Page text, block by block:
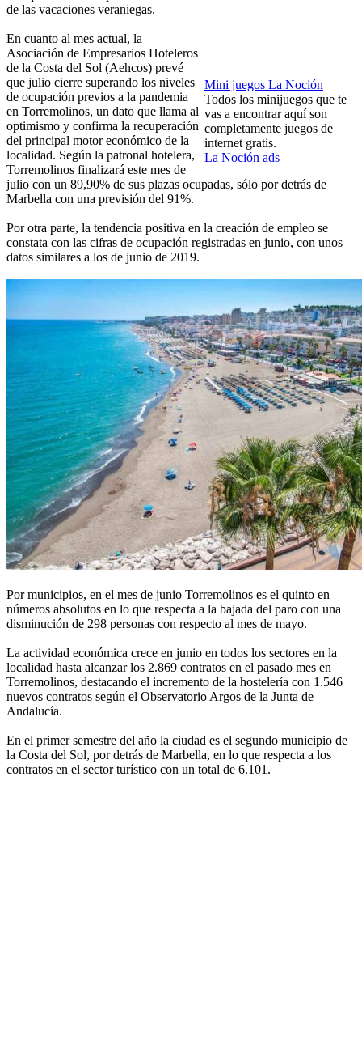
Mini juegos La Noción
Todos los minijuegos que te
vas a encontrar aquí son
completamente juegos de
internet gratis.
La Noción ads
de las vacaciones veraniegas.
En cuanto al mes actual, la
Asociación de Empresarios Hoteleros
de la Costa del Sol (Aehcos) prevé
que julio cierre superando los niveles
de ocupación previos a la pandemia
en Torremolinos, un dato que llama al
optimismo y confirma la recuperación
del principal motor económico de la
localidad. Según la patronal hotelera,
Torremolinos finalizará este mes de
julio con un 89,90% de sus plazas ocupadas, sólo por detrás de
Marbella con una previsión del 91%.
Por otra parte, la tendencia positiva en la creación de empleo se
constata con las cifras de ocupación registradas en junio, con unos
datos similares a los de junio de 2019.
Por municipios, en el mes de junio Torremolinos es el quinto en
números absolutos en lo que respecta a la bajada del paro con una
disminución de 298 personas con respecto al mes de mayo.
La actividad económica crece en junio en todos los sectores en la
localidad hasta alcanzar los 2.869 contratos en el pasado mes en
Torremolinos, destacando el incremento de la hostelería con 1.546
nuevos contratos según el Observatorio Argos de la Junta de
Andalucía.
En el primer semestre del año la ciudad es el segundo municipio de
la Costa del Sol, por detrás de Marbella, en lo que respecta a los
contratos en el sector turístico con un total de 6.101.